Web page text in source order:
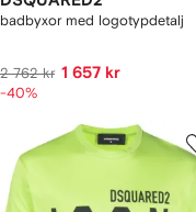
badbyxor med logotypdetalj
2 762 kr 1 657 kr
-40%